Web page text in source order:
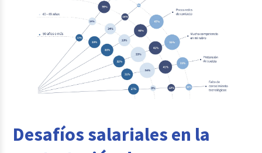
Desafíos salariales en la